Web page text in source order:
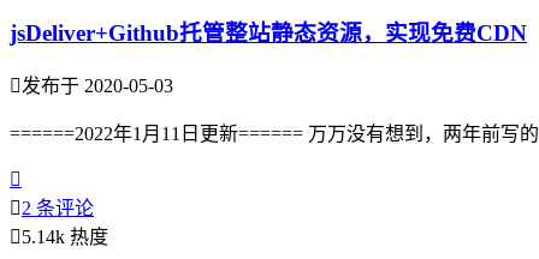
jsDeliver+Github托管整站静态资源，实现免费CDN
发布于 2020-05-03
======2022年1月11日更新====== 万万没有想到，两年前

2 条评论
5.14k 热度